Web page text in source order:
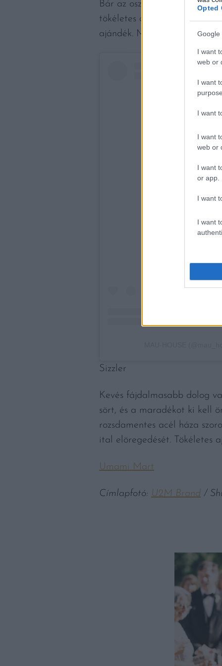
Opted
Google
I want
web or
I want
I want
I want
web or
I want
or app.
I want
I want
Bár az osztrigát
tökéletes ajándék a sör és
ajándék. Mindegyik
Sizzler
Kevés fájdalmasabb dolog
sört, és a maradékot ki kell
rozsdamentes acél háza
ital elöregedését. Tökéletes
Umami Mart
Címlapfotó: U2M Brand /